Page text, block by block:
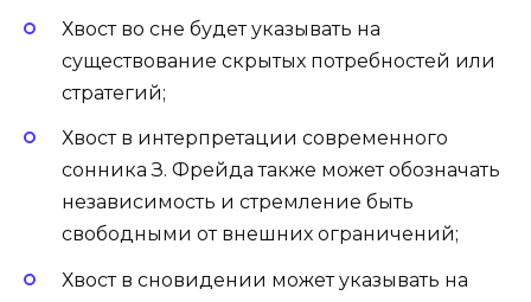
Хвост во сне будет указывать на
существование скрытых потребностей или
стратегий;
Хвост в интерпретации современного
сонника З. Фрейда также может обозначать
независимость и стремление быть
свободными от внешних ограничений;
Хвост в сновидении может указывать на